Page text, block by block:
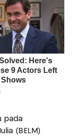
pada
(BELM)